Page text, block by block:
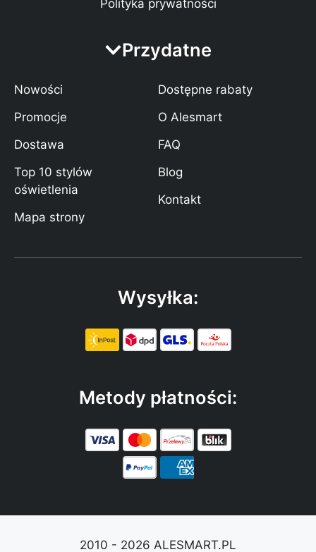
Polityka prywatności
Przydatne
Nowości
Promocje
Dostawa
Top 10 stylów
oświetlenia
Mapa strony
Dostępne rabaty
O Alesmart
FAQ
Blog
Kontakt
Wysyłka:
Metody płatności:
2010 - 2026 ALESMART.PL